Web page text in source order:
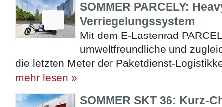
SOMMER PARCELY:
Verriegelungssystem
Mit dem E-Lastenrad
umweltfreundliche und
die letzten Meter der Paketdienst-
mehr lesen »
SOMMER SKT 36: Kurz-